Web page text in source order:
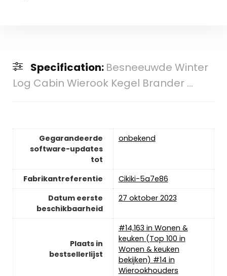
Specification: Besneeuwde Winter
Log Cabin Wierook Kegel Brander ...
Gegarandeerde
software-updates
tot
‎onbekend
Fabrikantreferentie
Cikiki-5a7e86
Datum eerste
beschikbaarheid
27 oktober 2023
Plaats in
bestsellerlijst
#14,163 in Wonen &
keuken (Top 100 in
Wonen & keuken
bekijken) #14 in
Wierookhouders